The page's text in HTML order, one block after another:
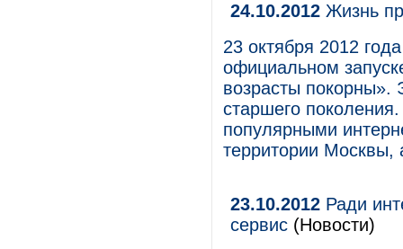
24.10.2012 Жизнь
23 октября 2012
официальном
возрасты покорны».
старшего
популярными
территории Москвы,
23.10.2012 Ради
сервис (Новости)